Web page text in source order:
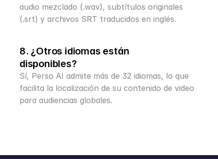
audio mezclado (.wav), subtítulos originales
(.srt) y archivos SRT traducidos en inglés.
8. ¿Otros idiomas están
disponibles?
Sí, Perso AI admite más de 32 idiomas, lo que
facilita la localización de su contenido de video
para audiencias globales.